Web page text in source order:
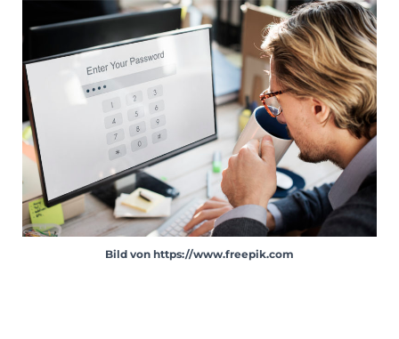
Bild von https://www.freepik.com